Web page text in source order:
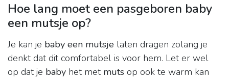
Hoe lang moet een pasgeboren baby
een mutsje op?
Je kan je baby een mutsje laten dragen zolang je
denkt dat dit comfortabel is voor hem. Let er wel
op dat je baby het met muts op ook te warm kan